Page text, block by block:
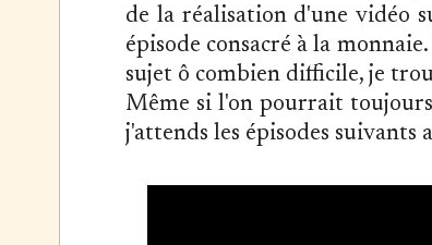
de la réalisation d'une vidéo
épisode consacré à la
sujet ô combien difficile, je
Même si l'on pourrait
j'attends les épisodes suivants